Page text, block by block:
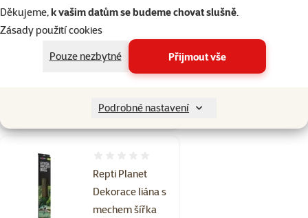
Děkujeme,k vašim datům se budeme chovat slušně.
Zásady použití cookies
Pouze nezbytné
Přijmout vše
Podrobné nastavení
13,3x8,5x9cm
Cena
179 Kč
značka
do košíku
Repti Planet
Dekorace liána s
mechem šířka